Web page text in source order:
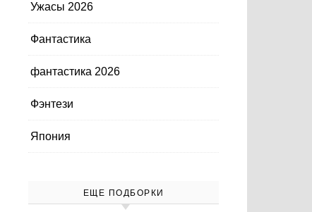
Ужасы 2026
Фантастика
фантастика 2026
Фэнтези
Япония
ЕЩЕ ПОДБОРКИ